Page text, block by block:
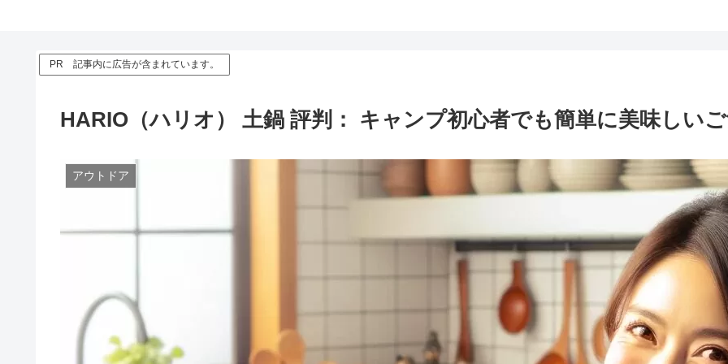
PR 記事内に広告が含まれています。
HARIO（ハリオ） 土鍋 評判： キャンプ初心者でも簡単に美味しい
アウトドア